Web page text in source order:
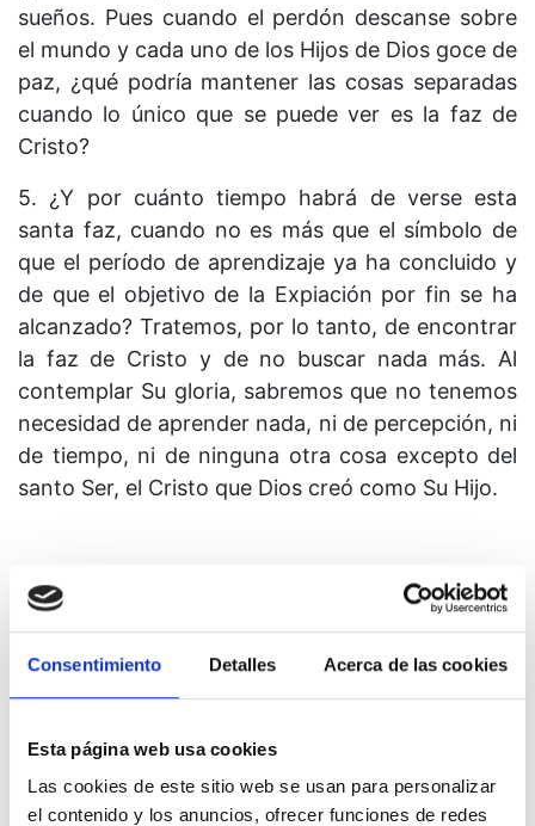
Consentimiento Detalles Acerca de las cookies
Esta página web usa cookies
Las cookies de este sitio web se usan para personalizar
el contenido y los anuncios, ofrecer funciones de redes
sueños. Pues cuando el perdón descanse sobre
el mundo y cada uno de los Hijos de Dios goce de
paz, ¿qué podría mantener las cosas separadas
cuando lo único que se puede ver es la faz de
Cristo?
5. ¿Y por cuánto tiempo habrá de verse esta
santa faz, cuando no es más que el símbolo de
que el período de aprendizaje ya ha concluido y
de que el objetivo de la Expiación por fin se ha
alcanzado? Tratemos, por lo tanto, de encontrar
la faz de Cristo y de no buscar nada más. Al
contemplar Su gloria, sabremos que no tenemos
necesidad de aprender nada, ni de percepción, ni
de tiempo, ni de ninguna otra cosa excepto del
santo Ser, el Cristo que Dios creó como Su Hijo.
¿Cómo iban a poder satisfacer las ilusiones al